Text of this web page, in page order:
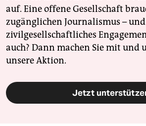
auf. Eine offene Gesellschaft
zugänglichen Journalismus – und
zivilgesellschaftliches
auch? Dann machen Sie mit und
unsere Aktion.
Jetzt